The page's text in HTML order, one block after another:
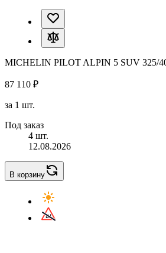
MICHELIN PILOT ALPIN 5 SUV 325/
87 110 ₽
за 1 шт.
Под заказ
4 шт.
12.08.2026
В корзину